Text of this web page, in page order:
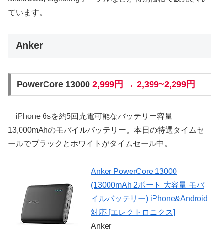
ています。
Anker
PowerCore 13000 2,999円 → 2,399~2,299円
iPhone 6sを約5回充電可能なバッテリー容量
13,000mAhのモバイルバッテリー。本日の特選タイムセ
ールでブラックとホワイトがタイムセール中。
Anker PowerCore 13000
(13000mAh 2ポート 大容量 モバ
イルバッテリー) iPhone&Android
対応 [エレクトロニクス]
Anker